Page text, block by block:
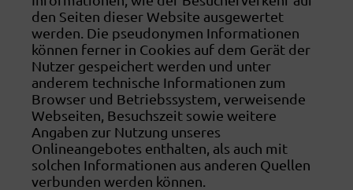
den Seiten dieser Website ausgewertet
werden. Die pseudonymen Informationen
können ferner in Cookies auf dem Gerät der
Nutzer gespeichert werden und unter
anderem technische Informationen zum
Browser und Betriebssystem, verweisende
Webseiten, Besuchszeit sowie weitere
Angaben zur Nutzung unseres
Onlineangebotes enthalten, als auch mit
solchen Informationen aus anderen Quellen
verbunden werden können.